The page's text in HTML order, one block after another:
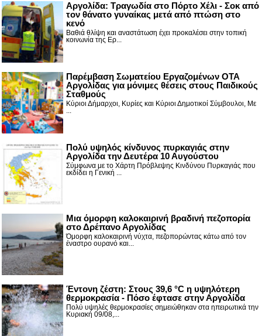
Αργολίδα: Τραγωδία στο Πόρτο Χέλι - Σοκ από
τον θάνατο γυναίκας μετά από πτώση στο
κενό
Βαθιά θλίψη και αναστάτωση έχει προκαλέσει στην τοπική
κοινωνία της Ερ...
Παρέμβαση Σωματείου Εργαζομένων ΟΤΑ
Αργολίδας για μόνιμες θέσεις στους Παιδικούς
Σταθμούς
Κύριοι Δήμαρχοι, Κυρίες και Κύριοι Δημοτικοί Σύμβουλοι, Με
...
Πολύ υψηλός κίνδυνος πυρκαγιάς στην
Αργολίδα την Δευτέρα 10 Αυγούστου
Σύμφωνα με το Χάρτη Πρόβλεψης Κινδύνου Πυρκαγιάς που
εκδίδει η Γενική ...
Μια όμορφη καλοκαιρινή βραδινή πεζοπορία
στο Δρέπανο Αργολίδας
Όμορφη καλοκαιρινή νύχτα, πεζοπορώντας κάτω από τον
έναστρο ουρανό και...
Έντονη ζέστη: Στους 39,6 °C η υψηλότερη
θερμοκρασία - Πόσο έφτασε στην Αργολίδα
Πολύ υψηλές θερμοκρασίες σημειώθηκαν στα ηπειρωτικά την
Κυριακή 09/08,...